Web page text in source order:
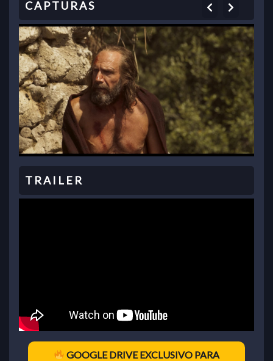
Previous
GOOGLE DRIVE EXCLUSIVO PARA